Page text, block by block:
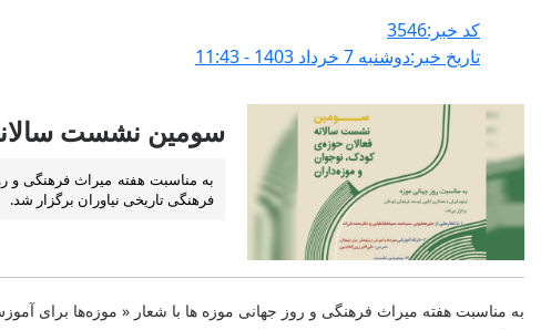
کد خبر:3546
تاریخ خبر:دوشنبه 7 خرداد 1403 - 11:43
سومین نشست
به مناسبت هفته میراث فرهنگی
فرهنگی تاریخی نیاوران برگزار شد.
به مناسبت هفته میراث فرهنگی و روز جهانی موزه ها با شعار « موزه‌ها برای